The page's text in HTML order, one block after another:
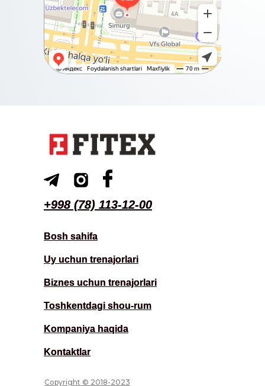
+998 (78) 113-12-00
+998 (78) 113-12-00
Copyright © 2018-2023
Bosh sahifa
Uy uchun trenajorlari
Biznes uchun trenajorlari
Toshkentdagi shou-rum
Kompaniya haqida
Kontaktlar
Bosh sahifa
Uy uchun trenajorlari
Biznes uchun trenajorlari
Toshkentdagi shou-rum
Kompaniya haqida
Kontaktlar